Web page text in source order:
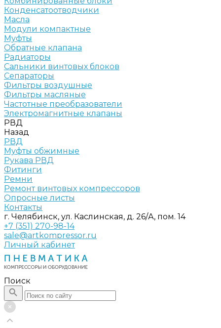
Конденсатоотводчики
Масла
Модули компактные
Муфты
Обратные клапана
Радиаторы
Сальники винтовых блоков
Сепараторы
Фильтры воздушные
Фильтры масляные
Частотные преобразователи
Электромагнитные клапаны
РВД
Назад
РВД
Муфты обжимные
Рукава РВД
Фитинги
Ремни
Ремонт винтовых компрессоров
Опросные листы
Контакты
г. Челябинск, ул. Каслинская, д. 26/А, пом. 14
+7 (351) 270-98-14
sale@artkompressor.ru
Личный кабинет
Поиск